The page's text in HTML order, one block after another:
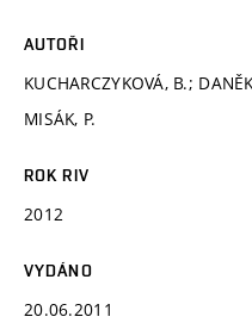
AUTOŘI
KUCHARCZYKOVÁ, B.;
MISÁK, P.
ROK RIV
2012
VYDÁNO
20.06.2011